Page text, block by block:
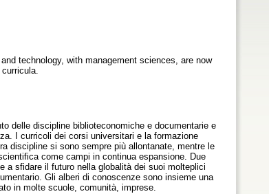
technology, with management sciences, are now
delle discipline biblioteconomiche e documentarie e
I curricoli dei corsi universitari e la formazione
discipline si sono sempre più allontanate, mentre le
come campi in continua espansione. Due
a sfidare il futuro nella globalità dei suoi molteplici
Gli alberi di conoscenze sono insieme una
in molte scuole, comunità, imprese.